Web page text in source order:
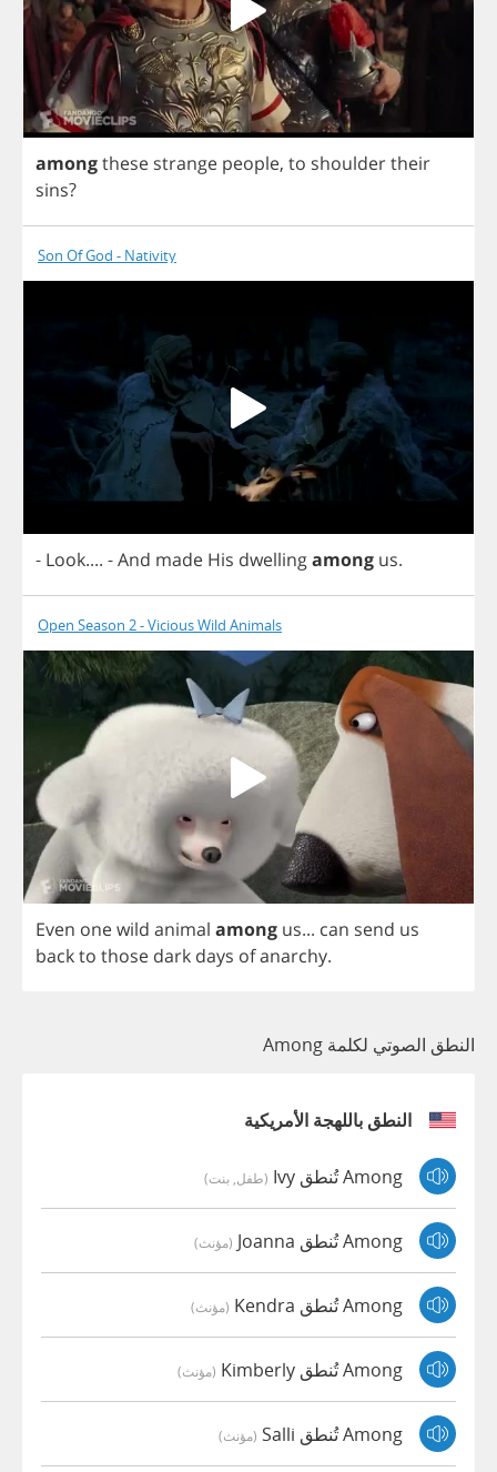
amongthese strange people, to shouldertheir
sins?
Son Of God - Nativity
- Look.... -And made His dwellingamong us.
Open Season 2 - Vicious Wild Animals
Even onewild animal among us... can send us
backto those dark days ofanarchy.
النطق الصوتي لكلمة Among
النطق باللهجة الأمريكية
Among تُنطق Ivy (طفل, بنت)
Among تُنطق Joanna (مؤنث)
Among تُنطق Kendra (مؤنث)
Among تُنطق Kimberly (مؤنث)
Among تُنطق Salli (مؤنث)